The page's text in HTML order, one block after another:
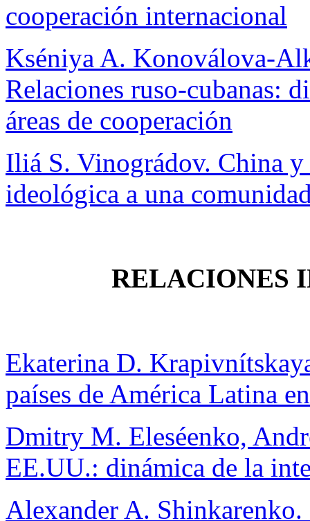
cooperación internacional
Kséniya A. Konoválova-
Relaciones ruso-cubanas:
áreas de cooperación
Iliá S. Vinográdov. China
ideológica a una
RELACIONES
Ekaterina D.
países de América Latina
Dmitry M. Eleséenko,
EE.UU.: dinámica de la
Alexander A.